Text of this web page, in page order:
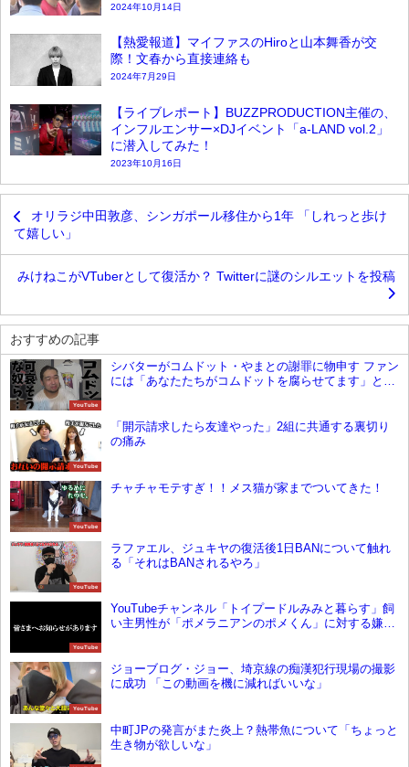
2024年10月14日
【熱愛報道】マイファスのHiroと山本舞香が交
際！文春から直接連絡も
2024年7月29日
【ライブレポート】BUZZPRODUCTION主催の、
インフルエンサー×DJイベント「a-LAND vol.2」
に潜入してみた！
2023年10月16日
オリラジ中田敦彦、シンガポール移住から1年 「しれっと歩け
て嬉しい」
みけねこがVTuberとして復活か？ Twitterに謎のシルエットを投稿
おすすめの記事
YouTube
シバターがコムドット・やまとの謝罪に物申す ファン
には「あなたたちがコムドットを腐らせてます」と苦
YouTube
「開示請求したら友達やった」2組に共通する裏切り
の痛み
YouTube
チャチャモテすぎ！！メス猫が家までついてきた！
YouTube
ラファエル、ジュキヤの復活後1日BANについて触れ
る「それはBANされるやろ」
YouTube
YouTubeチャンネル「トイプードルみみと暮らす」飼
い主男性が「ポメラニアンのポメくん」に対する嫌が
YouTube
ジョーブログ・ジョー、埼京線の痴漢犯行現場の撮影
に成功 「この動画を機に減ればいいな」
中町JPの発言がまた炎上？熱帯魚について「ちょっと
生き物が欲しいな」